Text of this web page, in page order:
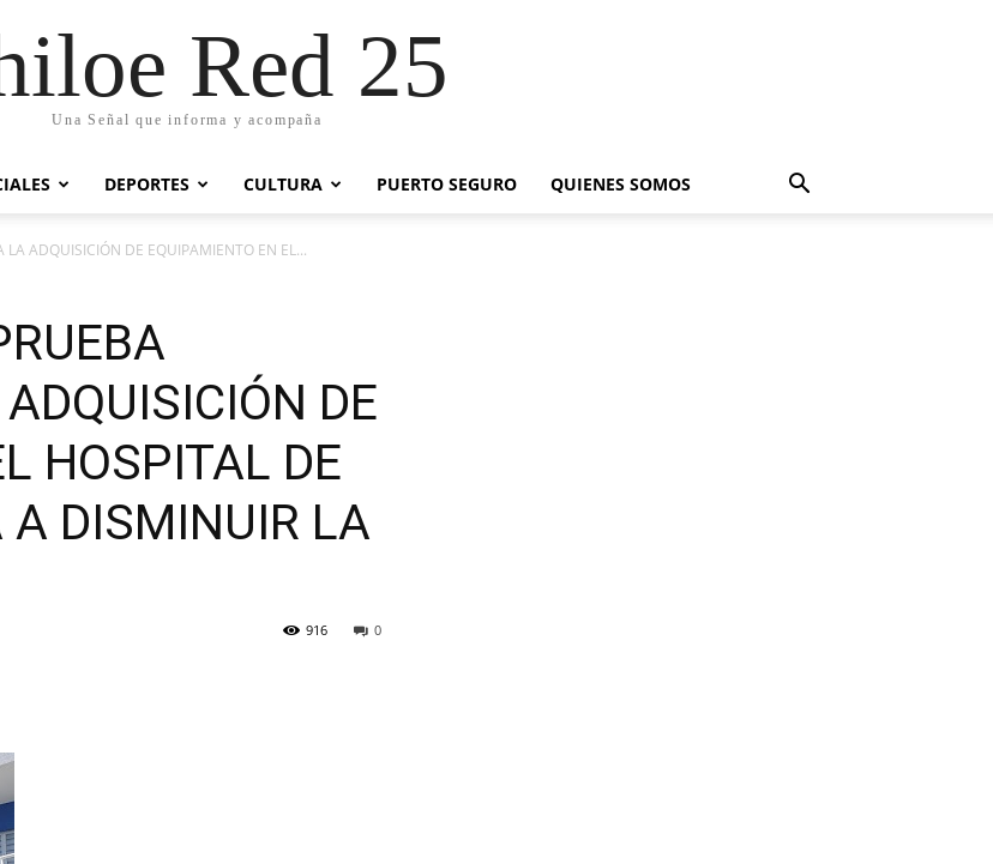
Red 25
Una Señal que informa y acompaña
DEPORTES CULTURA PUERTO SEGURO QUIENES SOMOS
LA ADQUISICIÓN DE EQUIPAMIENTO EN EL...
DE
HOSPITAL DE
A DISMINUIR LA
0
916